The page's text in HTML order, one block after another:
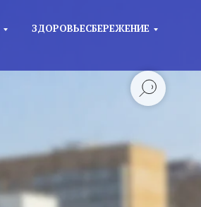
ЗДОРОВЬЕСБЕРЕЖЕНИЕ